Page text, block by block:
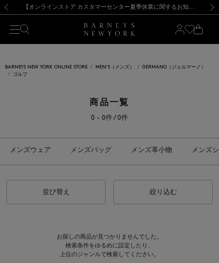
新規登録のお客様も対象！＜MY BARNEYS＞会員のお客様は11,000円（税込）以上のお買上げで常時送料無料！お買い物の際は会員登録を！
【夏季休業に伴う出荷一時停止のお知らせ】(2026.8.7) 【オンラインストア カスタマーセンター夏季休業に関するお知らせ】（2026.8.7）
【夏季休業に伴う返品・交換承り一時停止のお知らせ】（2026.8.5）
熊本県を中心とした地震の影響によるお荷物のお届けについて
【開催中】SUMMER SALEのご案内・ご注意事項 新規登録のお客様も対象！＜MY BARNEYS＞会員のお客様は11,000円（税込）以上のお買上げで常時送料無料！お買い物の際は会員登録を！
【夏季休業に伴う出荷一時停止のお知らせ】(2026.8.7)
BARNEYS NEW YORK ONLINE STORE MEN'S（メンズ）
GERMANO（ジェルマーノ）
ゴルフ
商品一覧
0 - 0件 / 0件
メンズウェア メンズバッグ メンズ革小物 メンズ
並び替え 絞り込む
お探しの商品が見つかりませんでした。
検索条件をゆるめに設定したり、
上位のジャンルで検索してください。